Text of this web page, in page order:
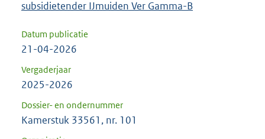
subsidietender IJmuiden Ver Gamma-B
Datum publicatie
21-04-2026
Vergaderjaar
2025-2026
Dossier- en ondernummer
Kamerstuk 33561, nr. 101